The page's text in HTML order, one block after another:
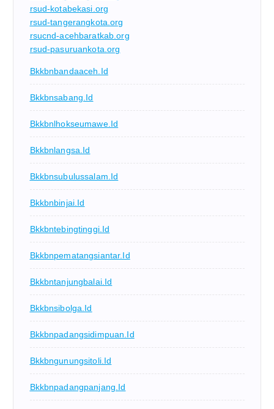
rsud-kotabekasi.org
rsud-tangerangkota.org
rsucnd-acehbaratkab.org
rsud-pasuruankota.org
Bkkbnbandaaceh.id
Bkkbnsabang.id
Bkkbnlhokseumawe.id
Bkkbnlangsa.id
Bkkbnsubulussalam.id
Bkkbnbinjai.id
Bkkbntebingtinggi.id
Bkkbnpematangsiantar.id
Bkkbntanjungbalai.id
Bkkbnsibolga.id
Bkkbnpadangsidimpuan.id
Bkkbngunungsitoli.id
Bkkbnpadangpanjang.id